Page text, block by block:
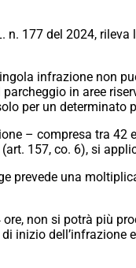
177 del 2024,
infrazione non
in aree
per un determinato
– compresa tra
157, co. 6), si
una
non si potrà più
inizio